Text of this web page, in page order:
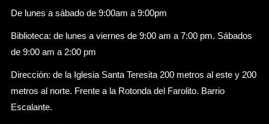
De lunes a sábado de 9:00am a 9:00pm
Biblioteca: de lunes a viernes de 9:00 am a 7:00 pm. Sábados
de 9:00 am a 2:00 pm
Dirección: de la Iglesia Santa Teresita 200 metros al este y 200
metros al norte. Frente a la Rotonda del Farolito. Barrio
Escalante.